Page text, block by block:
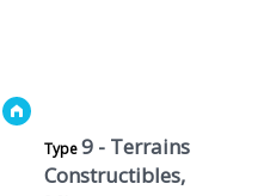
Type9 - Terrains
Constructibles,